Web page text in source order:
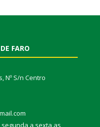
FARO
Nº S/n Centro
a sexta as